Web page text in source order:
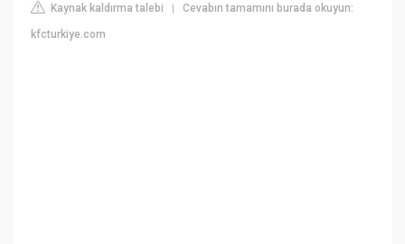
Kaynak kaldırma talebi |Cevabın tamamını burada okuyun:
kfcturkiye.com